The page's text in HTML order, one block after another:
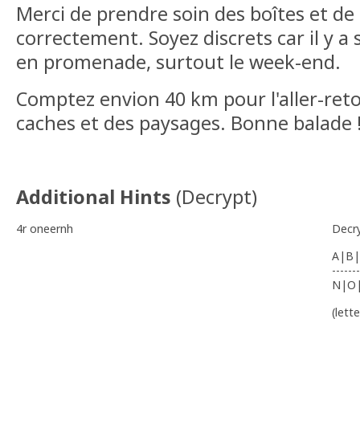
Merci de prendre soin des boîtes et
correctement. Soyez discrets car il y a
en promenade, surtout le week-end.
Comptez envion 40 km pour l'aller-
caches et des paysages. Bonne
Additional Hints (Decrypt)
4r oneernh